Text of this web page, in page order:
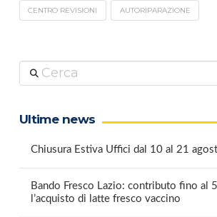
CENTRO REVISIONI AUTORIPARAZIONE
Cerca
Ultime news
Chiusura Estiva Uffici dal 10 al 21
Bando Fresco Lazio: contributo fino al
l’acquisto di latte fresco vaccino